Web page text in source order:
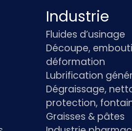
Industrie
Fluides d’usinage
Découpe,
déformation
Lubrification
Dégraissage,
protection,
Graisses & pâtes